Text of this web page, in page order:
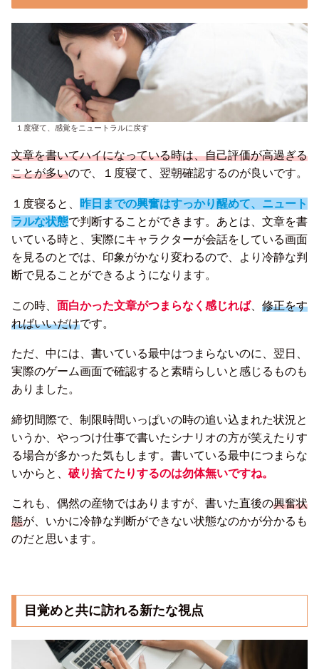
１度寝て、感覚をニュートラルに戻す
文章を書いてハイになっている時は、自己評価が高過ぎる
ことが多いので、１度寝て、翌朝確認するのが良いです。
１度寝ると、 昨日までの興奮はすっかり醒めて、ニュート
ラルな状態で判断することができます。あとは、文章を書
いている時と、実際にキャラクターが会話をしている画面
を見るのとでは、印象がかなり変わるので、より冷静な判
断で見ることができるようになります。
この時、 面白かった文章がつまらなく感じれば、 修正をす
ればいいだけです。
ただ、中には、書いている最中はつまらないのに、翌日、
実際のゲーム画面で確認すると素晴らしいと感じるものも
ありました。
締切間際で、制限時間いっぱいの時の追い込まれた状況と
いうか、やっつけ仕事で書いたシナリオの方が笑えたりす
る場合が多かった気もします。書いている最中につまらな
いからと、 破り捨てたりするのは勿体無いですね。
これも、偶然の産物ではありますが、書いた直後の興奮状
態が、いかに冷静な判断ができない状態なのかが分かるも
のだと思います。
目覚めと共に訪れる新たな視点